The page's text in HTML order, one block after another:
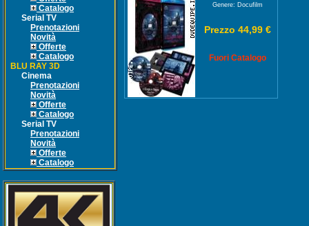
Catalogo
Serial TV
Prenotazioni
Novità
Offerte
Catalogo
BLU RAY 3D
Cinema
Prenotazioni
Novità
Offerte
Catalogo
Serial TV
Prenotazioni
Novità
Offerte
Catalogo
Genere: Docufilm
Prezzo 44,99 €
Fuori Catalogo